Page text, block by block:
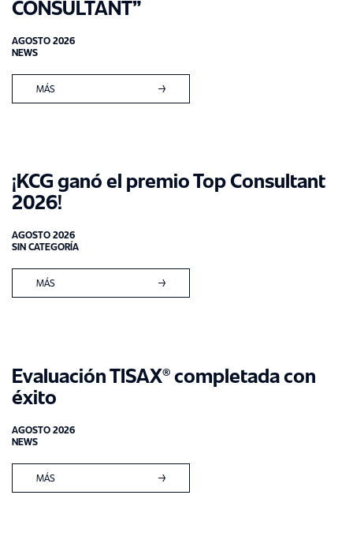
CONSULTANT”
AGOSTO 2026
NEWS
MÁS
¡KCG ganó el premio Top Consultant
2026!
AGOSTO 2026
SIN CATEGORÍA
MÁS
Evaluación TISAX® completada con
éxito
AGOSTO 2026
NEWS
MÁS